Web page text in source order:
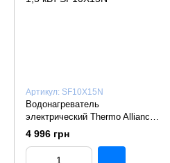
Артикул: SF10X15N
Водонагреватель
электрический Thermo Alliance
10 л над мойкой вертикальный,
мокрый ТЭН 1,5 кВт SF10X15N
4 996 грн